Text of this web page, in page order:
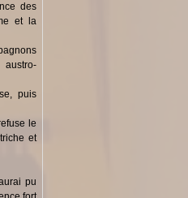
des
et la
puis
le
et
pu